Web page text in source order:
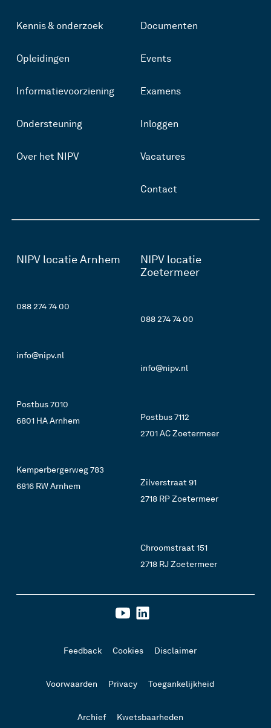
Kennis & onderzoek
Opleidingen
Informatievoorziening
Ondersteuning
Over het NIPV
Documenten
Events
Examens
Inloggen
Vacatures
Contact
NIPV locatie Arnhem
088 274 74 00
info@nipv.nl
Postbus 7010
6801 HA Arnhem
Kemperbergerweg 783
6816 RW Arnhem
NIPV locatie
Zoetermeer
088 274 74 00
info@nipv.nl
Postbus 7112
2701 AC Zoetermeer
Zilverstraat 91
2718 RP Zoetermeer
Chroomstraat 151
2718 RJ Zoetermeer
Feedback Cookies Disclaimer
Voorwaarden Privacy Toegankelijkheid
Archief Kwetsbaarheden